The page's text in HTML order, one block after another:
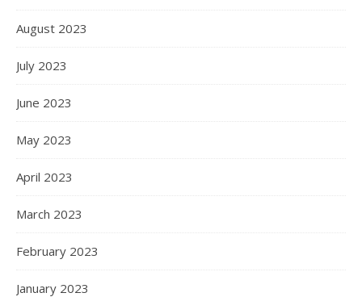
August 2023
July 2023
June 2023
May 2023
April 2023
March 2023
February 2023
January 2023